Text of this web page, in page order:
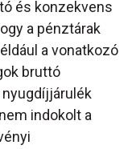
és konzekvens
a pénztárak
a vonatkozó
bruttó
indokolt a